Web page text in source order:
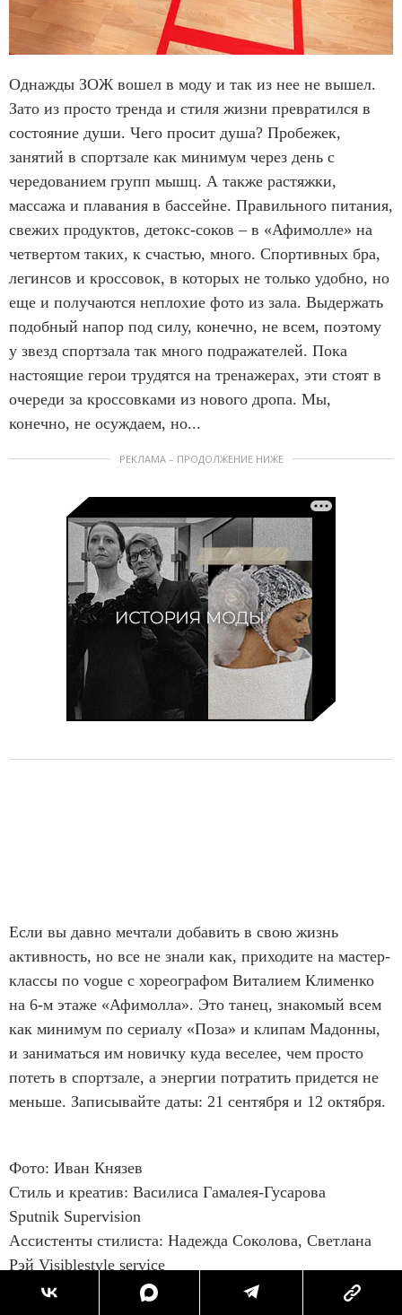
Однажды ЗОЖ вошел в моду и так из нее не вышел.
Зато из просто тренда и стиля жизни превратился в
состояние души. Чего просит душа? Пробежек,
занятий в спортзале как минимум через день с
чередованием групп мышц. А также растяжки,
массажа и плавания в бассейне. Правильного питания,
свежих продуктов, детокс-соков – в «Афимолле» на
четвертом таких, к счастью, много. Спортивных бра,
легинсов и кроссовок, в которых не только удобно, но
еще и получаются неплохие фото из зала. Выдержать
подобный напор под силу, конечно, не всем, поэтому
у звезд спортзала так много подражателей. Пока
настоящие герои трудятся на тренажерах, эти стоят в
очереди за кроссовками из нового дропа. Мы,
конечно, не осуждаем, но...
РЕКЛАМА – ПРОДОЛЖЕНИЕ НИЖЕ
Если вы давно мечтали добавить в свою жизнь
активность, но все не знали как, приходите на мастер-
классы по vogue с хореографом Виталием Клименко
на 6-м этаже «Афимолла». Это танец, знакомый всем
как минимум по сериалу «Поза» и клипам Мадонны,
и заниматься им новичку куда веселее, чем просто
потеть в спортзале, а энергии потратить придется не
меньше. Записывайте даты: 21 сентября и 12 октября.
Фото: Иван Князев
Стиль и креатив: Василиса Гамалея-Гусарова
Sputnik Supervision
Ассистенты стилиста: Надежда Соколова, Светлана
Рэй Visiblestyle service
Продакшн: Федор Гамалея, Арина Старых